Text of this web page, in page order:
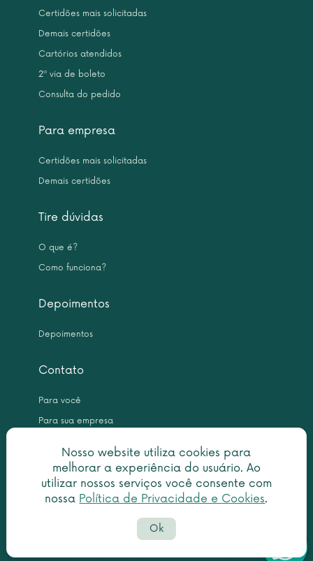
Nosso website utiliza cookies para
melhorar a experiência do usuário. Ao
utilizar nossos serviços você consente com
nossa Política de Privacidade e Cookies.
Ok
Certidões mais solicitadas
Demais certidões
Cartórios atendidos
2ª via de boleto
Consulta do pedido
Para empresa
Certidões mais solicitadas
Demais certidões
Tire dúvidas
O que é?
Como funciona?
Depoimentos
Depoimentos
Contato
Para você
Para sua empresa
Copyright © 2026 Leme Inteligência Forense 10.999.476/0001-31. All
rights reserved.
Política de privacidade|Termo de utilização
faleconosco@centraldascertidoes.com.br